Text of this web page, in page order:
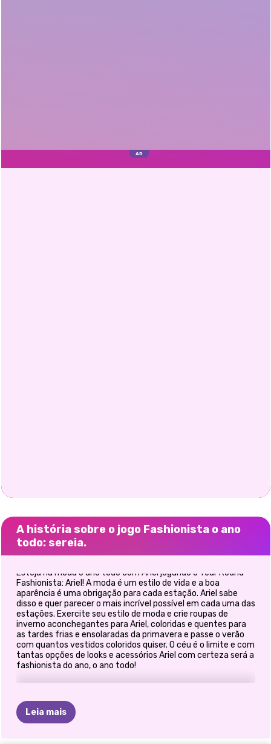
A história sobre o jogo Fashionista o ano
todo: sereia.
Esteja na moda o ano todo com Ariel jogando o Year Round
Fashionista: Ariel! A moda é um estilo de vida e a boa
aparência é uma obrigação para cada estação. Ariel sabe
disso e quer parecer o mais incrível possível em cada uma das
estações. Exercite seu estilo de moda e crie roupas de
inverno aconchegantes para Ariel, coloridas e quentes para
as tardes frias e ensolaradas da primavera e passe o verão
com quantos vestidos coloridos quiser. O céu é o limite e com
tantas opções de looks e acessórios Ariel com certeza será a
fashionista do ano, o ano todo!
Leia mais